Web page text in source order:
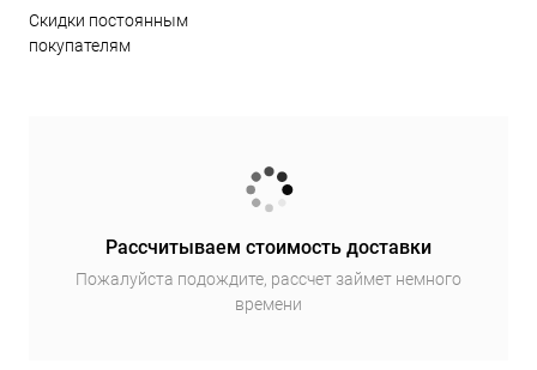
Скидки постоянным
покупателям
Рассчитываем стоимость доставки
Пожалуйста подождите, рассчет займет немного
времени